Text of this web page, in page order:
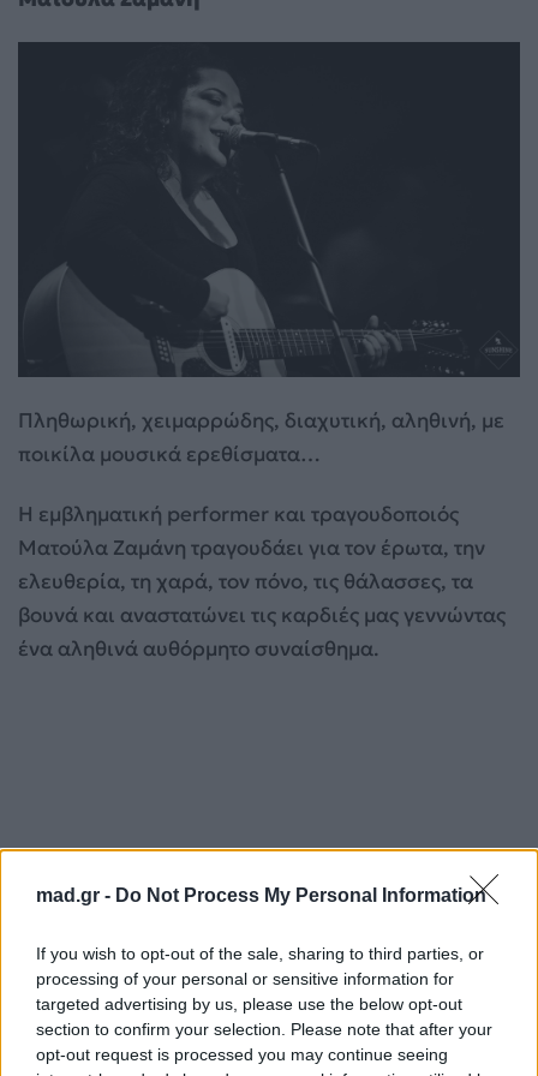
mad.gr - Do Not Process My Personal Information
If you wish to opt-out of the sale, sharing to third parties, or
processing of your personal or sensitive information for
targeted advertising by us, please use the below opt-out
section to confirm your selection. Please note that after your
opt-out request is processed you may continue seeing
Πληθωρική, χειμαρρώδης, διαχυτική, αληθινή, με
ποικίλα μουσικά ερεθίσματα…
Η εμβληματική performer και τραγουδοποιός
Ματούλα Ζαμάνη τραγουδάει για τον έρωτα, την
ελευθερία, τη χαρά, τον πόνο, τις θάλασσες, τα
βουνά και αναστατώνει τις καρδιές μας γεννώντας
ένα αληθινά αυθόρμητο συναίσθημα.
Μας καλεί σε ένα ευαίσθητο και συνάμα δυνατό